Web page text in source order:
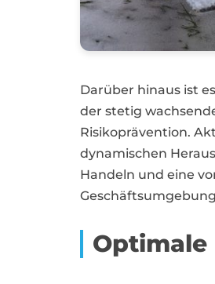
Darüber hinaus ist
der stetig
Risikoprävention.
dynamischen
Handeln und eine
Optimale